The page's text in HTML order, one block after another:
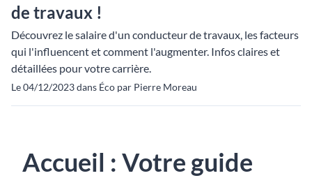
de travaux !
Découvrez le salaire d'un conducteur de travaux, les facteurs
qui l'influencent et comment l'augmenter. Infos claires et
détaillées pour votre carrière.
Le 04/12/2023 dans Éco par Pierre Moreau
Accueil : Votre guide